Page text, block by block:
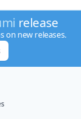
release
on new releases.